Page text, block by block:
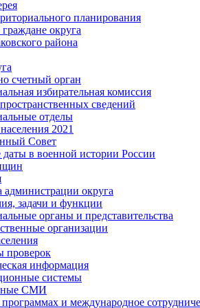
планирования
округа
района
счетный орган
избирательная комиссия
сведений
отделы
2021
Совет
в военной истории России
администрации округа
задачи и функции
органы и представительства
организации
проверок
информация
системы
СМИ
и международное